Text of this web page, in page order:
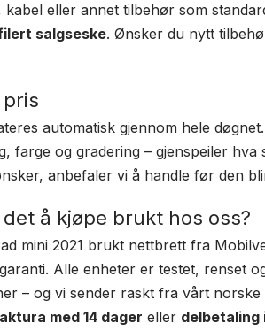
kabel eller annet tilbehør som
salgseske. Ønsker du nytt
automatisk gjennom hele
farge og gradering – gjenspeiler hva
anbefaler vi å handle før den
å kjøpe brukt hos oss?
mini 2021 brukt nettbrett fra
Alle enheter er testet, renset
– og vi sender raskt fra vårt
med 14 dager eller delbetaling